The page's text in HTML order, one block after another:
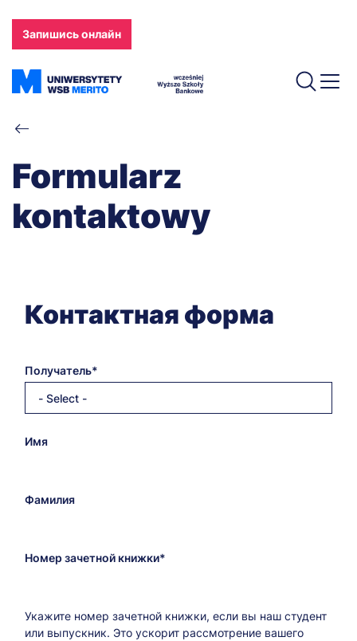
main
content
Запишись онлайн
Breadcrumb
Formularz
kontaktowy
Контактная форма
Получатель
- Select -
Электронный
Имя
Фамилия
Номер зачетной книжки
Укажите номер зачетной книжки, если вы наш студент
или выпускник. Это ускорит рассмотрение вашего